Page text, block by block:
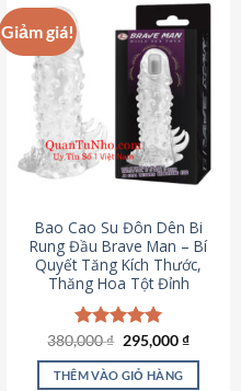
Giảm giá!
Bao Cao Su Đôn Dên Bi
Rung Đầu Brave Man – Bí
Quyết Tăng Kích Thước,
Thăng Hoa Tột Đỉnh
Được xếp
hạng5.00
5 sao
380,000₫ Giá
là:
380,000 ₫.
295,000₫Giá
tại
THÊM VÀO GIỎ HÀNG